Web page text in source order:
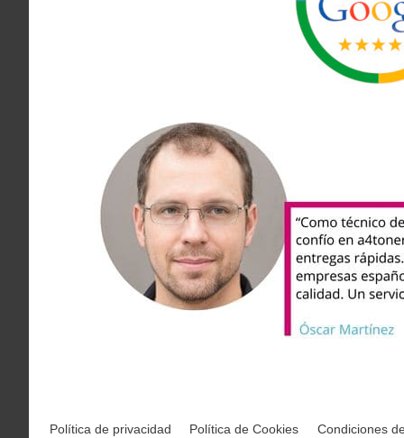
Política de privacidad Política de Cookies Condiciones